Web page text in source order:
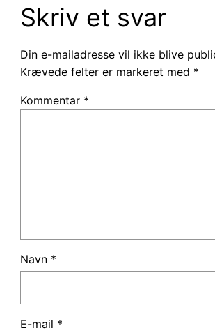
Skriv et svar
Din e-mailadresse vil ikke blive
Krævede felter er markeret med *
Kommentar *
Navn *
E-mail *